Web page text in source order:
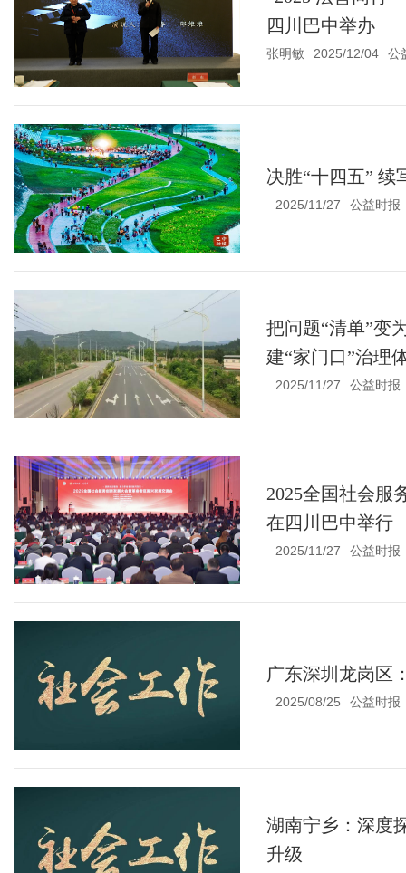
四川巴中举办
张明敏 2025/12/04 公
决胜“十四五”
2025/11/27 公益时报
把问题“清单”变
建“家门口”治理
2025/11/27 公益时报
2025全国社会服
在四川巴中举行
2025/11/27 公益时报
广东深圳龙岗区
2025/08/25 公益时报
湖南宁乡：深度
升级